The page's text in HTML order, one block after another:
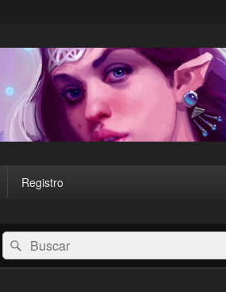
Registro
El
área
de
Buscar
por:
Buscar